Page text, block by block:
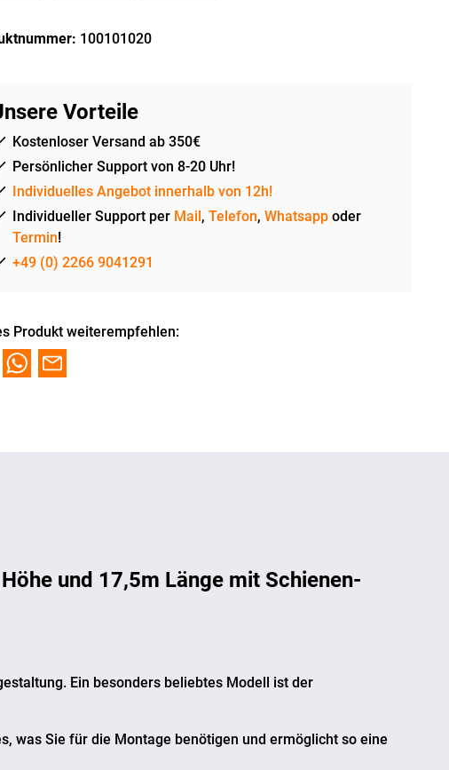
100101020
Vorteile
Kostenloser Versand ab 350€
Persönlicher Support von 8-20 Uhr!
Individuelles Angebot innerhalb von 12h!
Individueller Support per Mail, Telefon, Whatsappoder
Termin!
+49 (0) 2266 9041291
Produkt weiterempfehlen:
und 17,5m Länge mit Schienen-
Ein besonders beliebtes Modell ist der
was Sie für die Montage benötigen und ermöglicht so eine